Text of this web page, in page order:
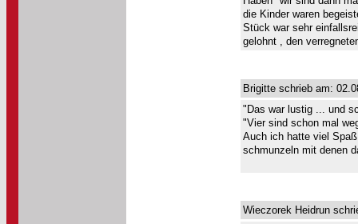
die Kinder waren
Stück war sehr
gelohnt , den
Brigitte schrieb am:
"Das war lustig ... und
"Vier sind schon mal
Auch ich hatte viel
schmunzeln mit denen
Wieczorek Heidrun